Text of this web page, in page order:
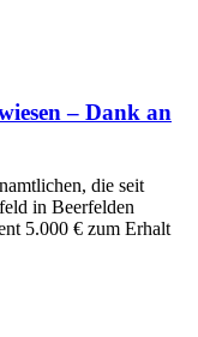
– Dank an
die seit
in Beerfelden
5.000 € zum Erhalt